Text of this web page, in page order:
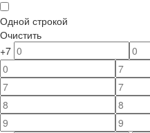
Одной строкой
Очистить
+7